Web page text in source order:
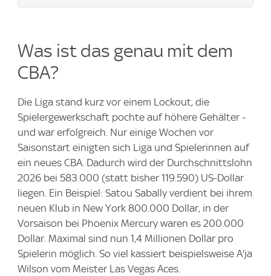
Was ist das genau mit dem
CBA?
Die Liga stand kurz vor einem Lockout, die
Spielergewerkschaft pochte auf höhere Gehälter -
und war erfolgreich. Nur einige Wochen vor
Saisonstart einigten sich Liga und Spielerinnen auf
ein neues CBA. Dadurch wird der Durchschnittslohn
2026 bei 583.000 (statt bisher 119.590) US-Dollar
liegen. Ein Beispiel: Satou Sabally verdient bei ihrem
neuen Klub in New York 800.000 Dollar, in der
Vorsaison bei Phoenix Mercury waren es 200.000
Dollar. Maximal sind nun 1,4 Millionen Dollar pro
Spielerin möglich. So viel kassiert beispielsweise A'ja
Wilson vom Meister Las Vegas Aces.